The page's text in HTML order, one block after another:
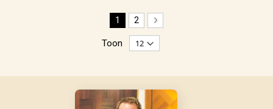
Pagina
U lees momenteel pagina
1 Pagina
2 Pagina
Volgende
Toon